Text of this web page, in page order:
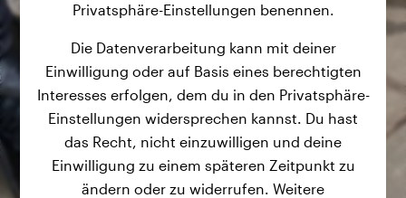
Privatsphäre-Einstellungen benennen.
Die Datenverarbeitung kann mit deiner
Einwilligung oder auf Basis eines berechtigten
Interesses erfolgen, dem du in den Privatsphäre-
Einstellungen widersprechen kannst. Du hast
das Recht, nicht einzuwilligen und deine
Einwilligung zu einem späteren Zeitpunkt zu
ändern oder zu widerrufen. Weitere